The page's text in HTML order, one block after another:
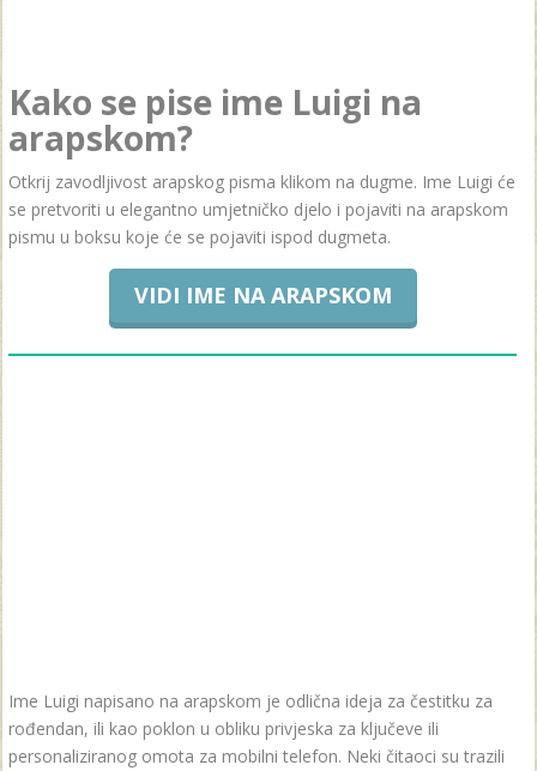
Kako se pise ime Luigi na
arapskom?
Otkrij zavodljivost arapskog pisma klikom na dugme. Ime Luigi će
se pretvoriti u elegantno umjetničko djelo i pojaviti na arapskom
pismu u boksu koje će se pojaviti ispod dugmeta.
VIDI IME NA ARAPSKOM
Ime Luigi napisano na arapskom je odlična ideja za čestitku za
rođendan, ili kao poklon u obliku privjeska za ključeve ili
personaliziranog omota za mobilni telefon. Neki čitaoci su trazili